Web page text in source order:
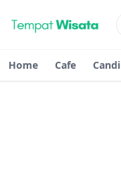
Home Cafe Candi